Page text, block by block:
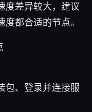
度差异较大，建议
都合适的节点。
包、登录并连接服